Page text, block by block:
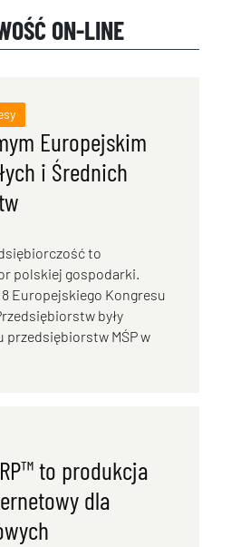
ON-LINE
Europejskim
i Średnich
to
polskiej gospodarki.
Europejskiego Kongresu
były
przedsiębiorstw MŚP w
to produkcja
dla